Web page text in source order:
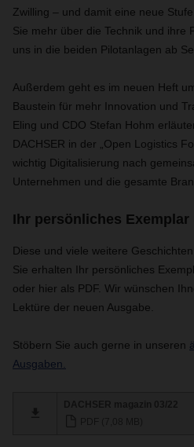
Zwilling – und damit eine neue
Sie mehr über die Technik und ihre
uns in die beiden Pilotanlagen ab
Außerdem geht es im neuen Heft
Baustein für mehr Innovation und
Eling und CDO Stefan Hohm
DACHSER in der „Open Logistics
wichtig Digitalisierung nach
Unternehmen und die gesamte
Ihr persönliches
Diese und viele weitere
Sie erhalten Ihr persönliches
oder hier als PDF. Wir wünschen
Lektüre der neuen Ausgabe.
Stöbern Sie auch gerne in unseren
Ausgaben.